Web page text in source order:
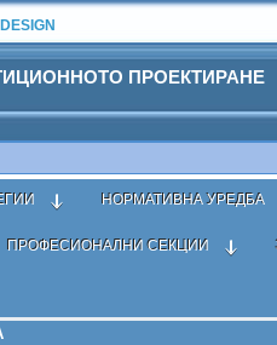
ПРОЕКТИРАНЕ
НОРМАТИВНА УРЕДБА
ПРОФЕСИОНАЛНИ СЕКЦИИ